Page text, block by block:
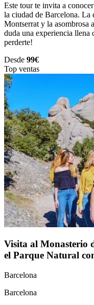
Este tour te invita a
la ciudad de Barcelona. La
Montserrat y la asombrosa
duda una experiencia llena
perderte!
Desde 99€
Top ventas
Visita al Monasterio
el Parque Natural
Barcelona
Barcelona